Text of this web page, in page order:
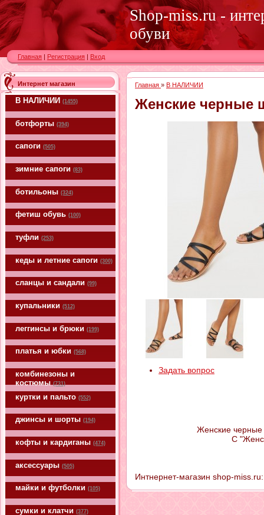
Shop-miss.ru -
обуви
Главная | Регистрация | Вход
Интернет магазин
В НАЛИЧИИ (1455)
ботфорты (394)
сапоги (505)
зимние сапоги (83)
ботильоны (324)
фетиш обувь (100)
туфли (253)
кеды и летние сапоги (300)
сланцы и сандали (99)
купальники (512)
леггинсы и брюки (199)
платья и юбки (568)
комбинезоны и
костюмы (731)
куртки и пальто (552)
джинсы и шорты (194)
кофты и кардиганы (474)
аксессуары (505)
майки и футболки (105)
сумки и клатчи (377)
Главная » В НАЛИЧИИ
Женские черные
Задать вопрос
Женские черные
С
Интнернет-магазин shop-